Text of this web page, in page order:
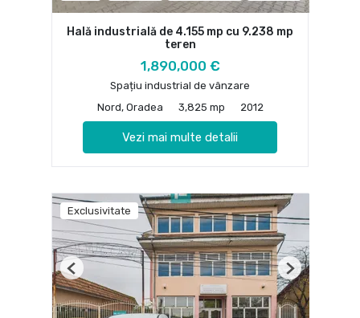
Hală industrială de 4.155 mp cu 9.238 mp
teren
1,890,000 €
Spațiu industrial de vânzare
Nord, Oradea
3,825 mp 2012
Vezi mai multe detalii
Exclusivitate
Previous Next